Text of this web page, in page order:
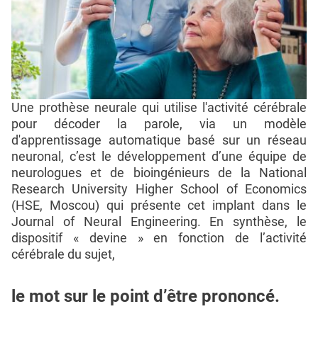
Une prothèse neurale qui utilise l'activité cérébrale
pour décoder la parole, via un modèle
d'apprentissage automatique basé sur un réseau
neuronal, c’est le développement d’une équipe de
neurologues et de bioingénieurs de la National
Research University Higher School of Economics
(HSE, Moscou) qui présente cet implant dans le
Journal of Neural Engineering. En synthèse, le
dispositif « devine » en fonction de l’activité
cérébrale du sujet,
le mot sur le point d’être prononcé.